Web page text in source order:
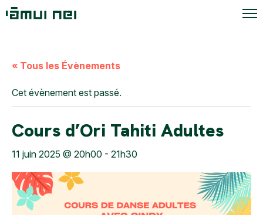
« Tous les Évènements
Cet évènement est passé.
Cours d’Ori Tahiti Adultes
11 juin 2025 @ 20h00 - 21h30